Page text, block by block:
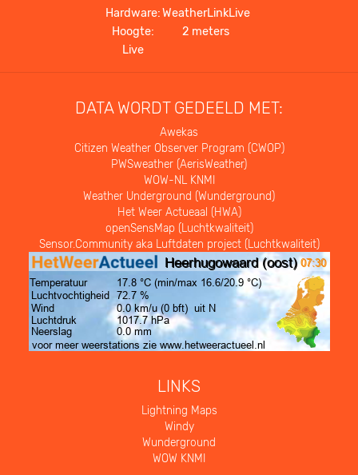
Hardware:WeatherLinkLive
Hoogte:
2 meters
Live
DATA WORDT GEDEELD MET:
Awekas
Citizen Weather Observer Program (CWOP)
PWSweather (AerisWeather)
WOW-NL KNMI
Weather Underground (Wunderground)
Het Weer Actueaal (HWA)
openSensMap (Luchtkwaliteit)
Sensor.Community aka Luftdaten project (Luchtkwaliteit)
LINKS
Lightning Maps
Windy
Wunderground
WOW KNMI